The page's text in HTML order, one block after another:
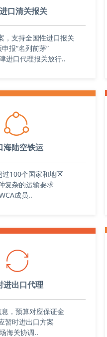
，支持全国性进口报关
报“名列前茅”
进口代理报关放行..
口清关报关
过100个国家和地区
复杂的运输要求
成员..
海陆空铁运
ꁢ
，预算对应保证金
暂时进出口方案
海关协调..
进出口代理
ꀡ